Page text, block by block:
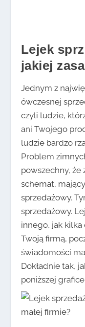
Lejek
jakiej
Jednym z
ówczesnej
czyli ludzie,
ani Twojego
ludzie bardzo
Problem
powszechny,
schemat,
sprzedażowy.
sprzedażowy.
innego, jak
Twoją firmą,
świadomości
Dokładnie tak,
poniższej grafice.